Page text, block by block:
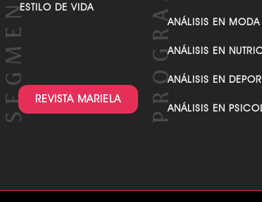
ESTILO DE VIDA
REVISTA MARIELA
ANÁLISIS EN MODA
ANÁLISIS EN
ANÁLISIS EN
ANÁLISIS EN